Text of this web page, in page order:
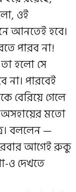
ওই
আনতেই হবে।
পারব না!
হলো সে
পারবেই
বেরিয়ে গেলে
মতো
বললেন —
আগেই রুকু
ও দেখতে